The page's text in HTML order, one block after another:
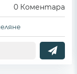
0 Коментара